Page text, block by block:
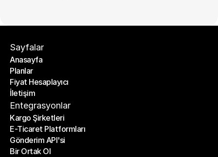
Sayfalar
Anasayfa
Anasayfa
Planlar
Planlar
Fiyat Hesaplayıcı
Fiyat Hesaplayıcı
İletişim
İletişim
Entegrasyonlar
Kargo Şirketleri
Kargo Şirketleri
E-Ticaret Platformları
E-Ticaret Platformları
Gönderim API'si
Gönderim API'si
Bir Ortak Ol